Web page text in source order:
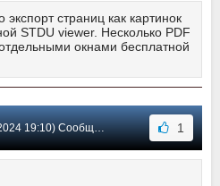
страниц как картинок
STDU viewer. Несколько PDF
окнами бесплатной
19:10) Сообщение #15 1